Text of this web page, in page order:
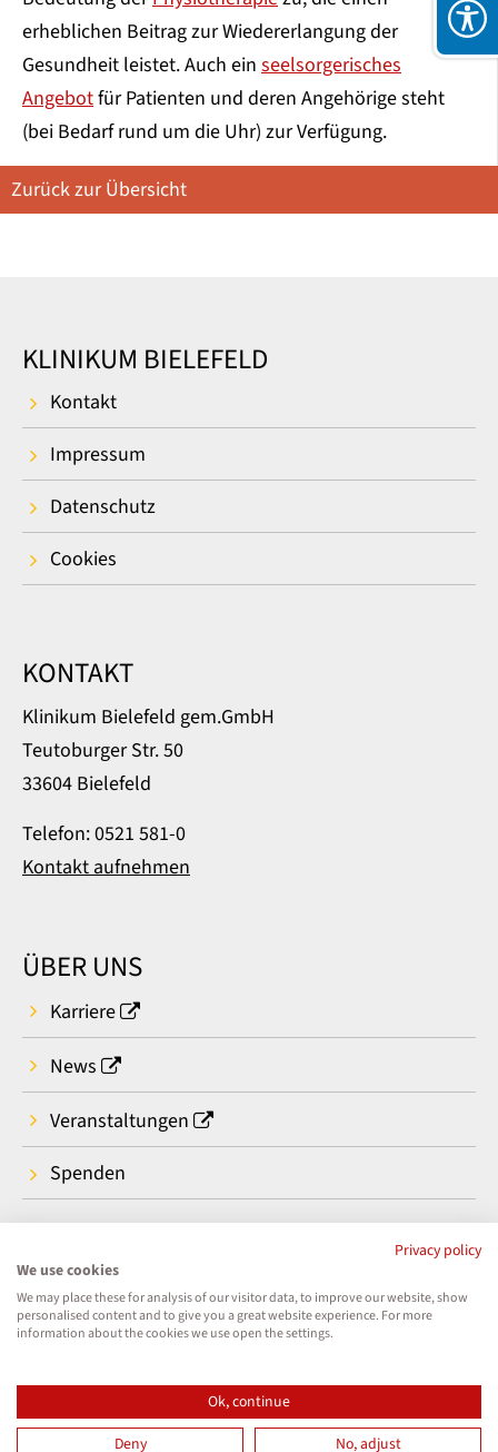
erheblichen Beitrag zur Wiedererlangung der
Gesundheit leistet. Auch ein seelsorgerisches
Angebotfür Patienten und deren Angehörige steht
(bei Bedarf rund um die Uhr) zur Verfügung.
Zurück zur Übersicht
KLINIKUM BIELEFELD
Kontakt
Impressum
Datenschutz
Cookies
KONTAKT
Klinikum Bielefeld gem.GmbH
Teutoburger Str. 50
33604 Bielefeld
Telefon: 0521 581-0
Kontakt aufnehmen
ÜBER UNS
Karriere
News
Veranstaltungen
Spenden
Privacy policy
We use cookies
We may place these for analysis of our visitor data, to improve our website, show
personalised content and to give you a great website experience. For more
information about the cookies we use open the settings.
Ok, continue
Deny
No, adjust